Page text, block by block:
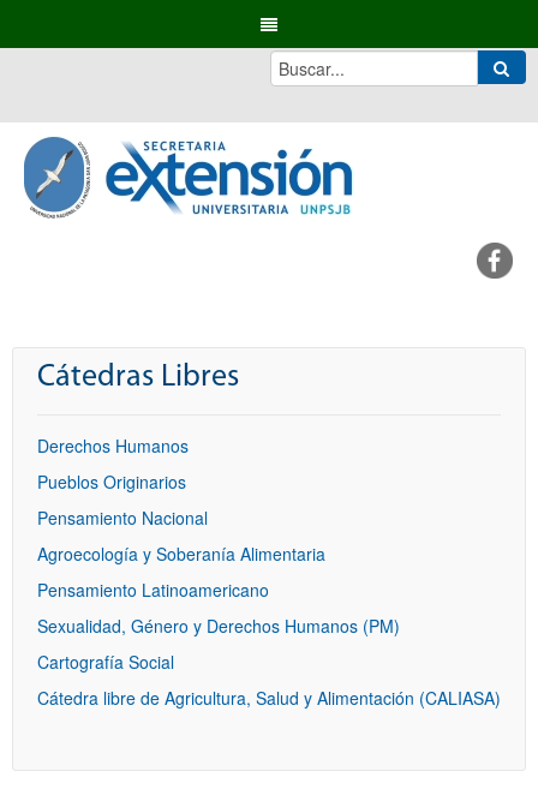
Cátedras Libres
Derechos Humanos
Pueblos Originarios
Pensamiento Nacional
Agroecología y Soberanía Alimentaria
Pensamiento Latinoamericano
Sexualidad, Género y Derechos Humanos (PM)
Cartografía Social
Cátedra libre de Agricultura, Salud y Alimentación (CALIASA)